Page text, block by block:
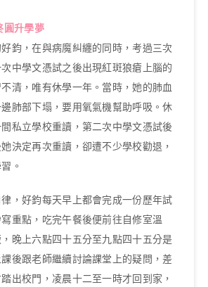
圓升學夢
鈞，在與病魔糾纏的同時，考過三次
中學文憑試之後出現紅斑狼瘡上腦的
清，唯有休學一年。當時，她的肺血
肺部下塌，要用氧氣機幫助呼吸。休
私立學校重讀，第二次中學文憑試後
決定再次重讀，卻遭不少學校勸退，
。
，好鈞每天早上都會完成一份歷年試
重點，吃完午餐後便前往自修室溫
晚上六點四十五分至九點四十五分是
後跟老師繼續討論課堂上的疑問，差
出校門，凌晨十二至一時才回到家，